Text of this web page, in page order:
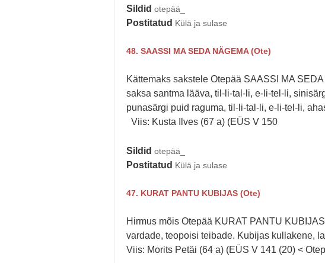
Sildid otepää_
Postitatud Külä ja sulase
48. SAASSI MA SEDA NÄGEMA (Ote)
Kättemaks sakstele Otepää SAASSI MA
saksa santma lääva, til-li-tal-li, e-li-tel-li,
punasärgi puid raguma, til-li-tal-li, e-li-tel-li,
Viis: Kusta Ilves (67 a) (EÜS V 150
Sildid otepää_
Postitatud Külä ja sulase
47. KURAT PANTU KUBIJAS (Ote)
Hirmus mõis Otepää KURAT PANTU
vardade, teopoisi teibade. Kubijas kullakene,
Viis: Morits Petäi (64 a) (EÜS V 141 (20) <